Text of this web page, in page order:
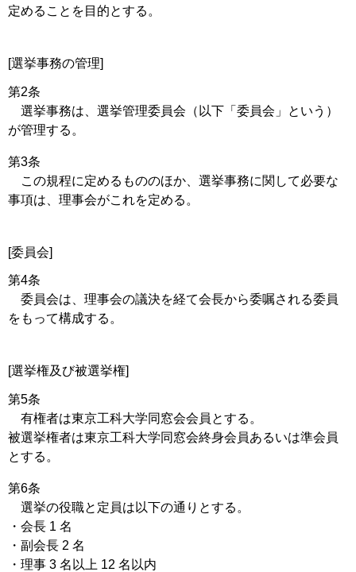
定めることを目的とする。
[選挙事務の管理]
第2条
選挙事務は、選挙管理委員会（以下「委員会」という）
が管理する。
第3条
この規程に定めるもののほか、選挙事務に関して必要な
事項は、理事会がこれを定める。
[委員会]
第4条
委員会は、理事会の議決を経て会長から委嘱される委員
をもって構成する。
[選挙権及び被選挙権]
第5条
有権者は東京工科大学同窓会会員とする。
被選挙権者は東京工科大学同窓会終身会員あるいは準会員
とする。
第6条
選挙の役職と定員は以下の通りとする。
・会長 1 名
・副会長 2 名
・理事 3 名以上 12 名以内